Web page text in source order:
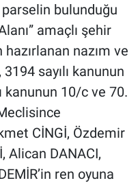
bulunduğu
amaçlı şehir
nazım ve
sayılı kanunun
kanunun 10/c ve 70.
CİNGİ, Özdemir
Alican DANACI,
ren oyuna